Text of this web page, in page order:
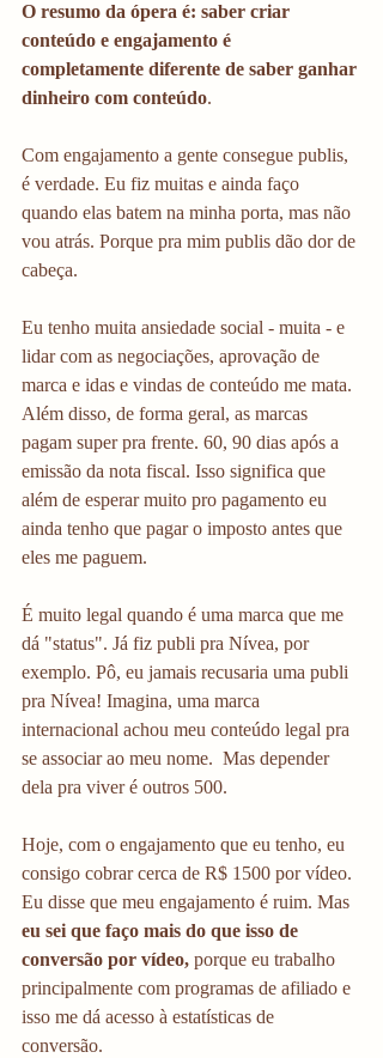
O resumo da ópera é: saber criar
conteúdo e engajamento é
completamente diferente de saber ganhar
dinheiro com conteúdo.
Com engajamento a gente consegue publis,
é verdade. Eu fiz muitas e ainda faço
quando elas batem na minha porta, mas não
vou atrás. Porque pra mim publis dão dor de
cabeça.
Eu tenho muita ansiedade social - muita - e
lidar com as negociações, aprovação de
marca e idas e vindas de conteúdo me mata.
Além disso, de forma geral, as marcas
pagam super pra frente. 60, 90 dias após a
emissão da nota fiscal. Isso significa que
além de esperar muito pro pagamento eu
ainda tenho que pagar o imposto antes que
eles me paguem.
É muito legal quando é uma marca que me
dá "status". Já fiz publi pra Nívea, por
exemplo. Pô, eu jamais recusaria uma publi
pra Nívea! Imagina, uma marca
internacional achou meu conteúdo legal pra
se associar ao meu nome.  Mas depender
dela pra viver é outros 500.
Hoje, com o engajamento que eu tenho, eu
consigo cobrar cerca de R$ 1500 por vídeo.
Eu disse que meu engajamento é ruim. Mas
eu sei que faço mais do que isso de
conversão por vídeo, porque eu trabalho
principalmente com programas de afiliado e
isso me dá acesso à estatísticas de
conversão.